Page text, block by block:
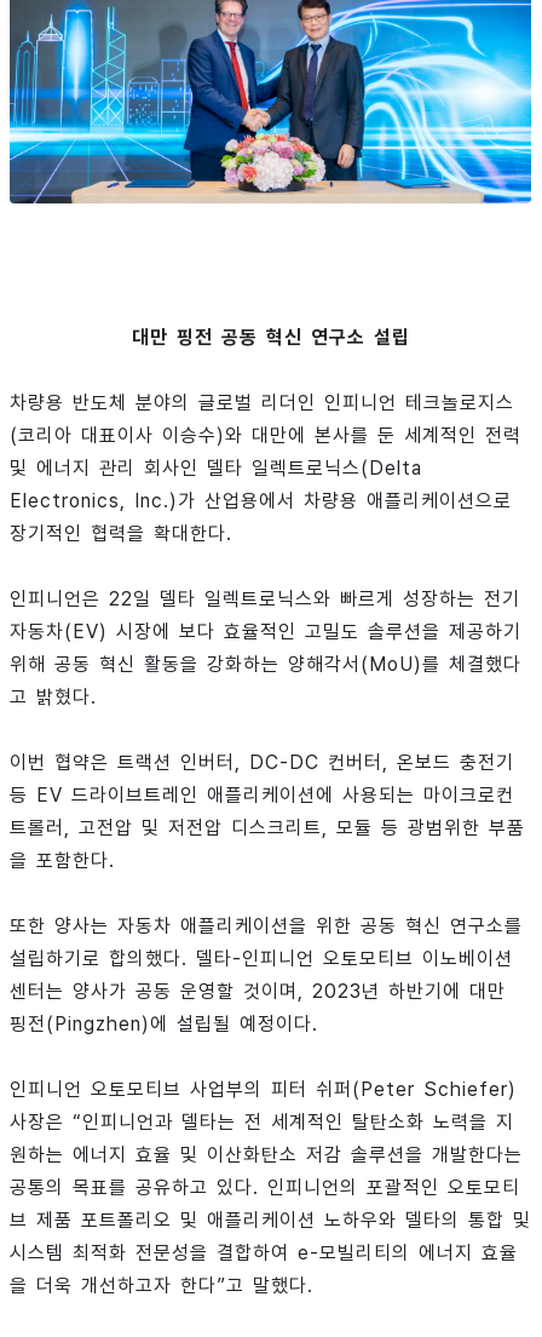
대만 핑전 공동 혁신 연구소 설립
차량용 반도체 분야의 글로벌 리더인 인피니언 테크놀로지스
(코리아 대표이사 이승수)와 대만에 본사를 둔 세계적인 전력
및 에너지 관리 회사인 델타 일렉트로닉스(Delta
Electronics, Inc.)가 산업용에서 차량용 애플리케이션으로
장기적인 협력을 확대한다.
인피니언은 22일 델타 일렉트로닉스와 빠르게 성장하는 전기
자동차(EV) 시장에 보다 효율적인 고밀도 솔루션을 제공하기
위해 공동 혁신 활동을 강화하는 양해각서(MoU)를 체결했다
고 밝혔다.
이번 협약은 트랙션 인버터, DC-DC 컨버터, 온보드 충전기
등 EV 드라이브트레인 애플리케이션에 사용되는 마이크로컨
트롤러, 고전압 및 저전압 디스크리트, 모듈 등 광범위한 부품
을 포함한다.
또한 양사는 자동차 애플리케이션을 위한 공동 혁신 연구소를
설립하기로 합의했다. 델타-인피니언 오토모티브 이노베이션
센터는 양사가 공동 운영할 것이며, 2023년 하반기에 대만
핑전(Pingzhen)에 설립될 예정이다.
인피니언 오토모티브 사업부의 피터 쉬퍼(Peter Schiefer)
사장은 “인피니언과 델타는 전 세계적인 탈탄소화 노력을 지
원하는 에너지 효율 및 이산화탄소 저감 솔루션을 개발한다는
공통의 목표를 공유하고 있다. 인피니언의 포괄적인 오토모티
브 제품 포트폴리오 및 애플리케이션 노하우와 델타의 통합 및
시스템 최적화 전문성을 결합하여 e-모빌리티의 에너지 효율
을 더욱 개선하고자 한다”고 말했다.